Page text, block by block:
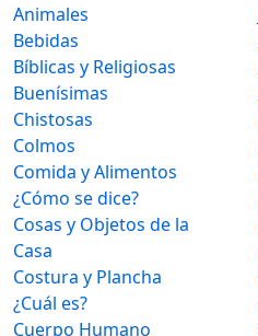
Animales
Bebidas
Bíblicas y Religiosas
Buenísimas
Chistosas
Colmos
Comida y Alimentos
¿Cómo se dice?
Cosas y Objetos de la
Casa
Costura y Plancha
¿Cuál es?
Cuerpo Humano